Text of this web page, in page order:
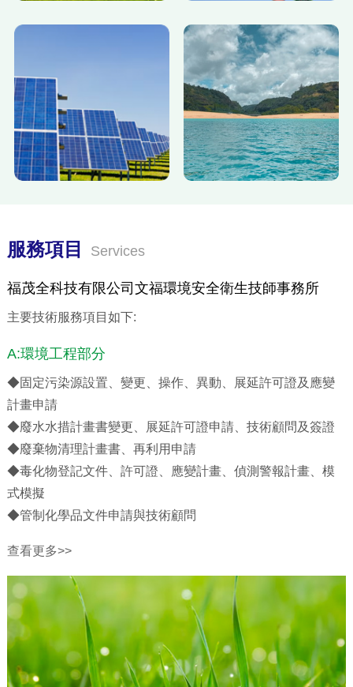
服務項目 Services
福茂全科技有限公司文福環境安全衛生技師事務所
主要技術服務項目如下:
A:環境工程部分
◆固定污染源設置、變更、操作、異動、展延許可證及應變
計畫申請
◆廢水水措計畫書變更、展延許可證申請、技術顧問及簽證
◆廢棄物清理計畫書、再利用申請
◆毒化物登記文件、許可證、應變計畫、偵測警報計畫、模
式模擬
◆管制化學品文件申請與技術顧問
查看更多>>